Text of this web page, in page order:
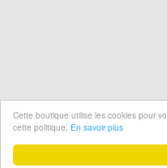
Cette boutique utilise les cookies pour
cette politique. En savoir plus